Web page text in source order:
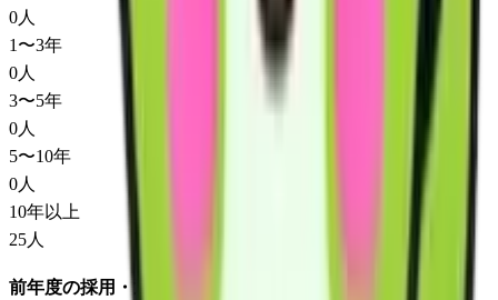
0人
1〜3年
0人
3〜5年
0人
5〜10年
0人
10年以上
25人
前年度の採用・退職